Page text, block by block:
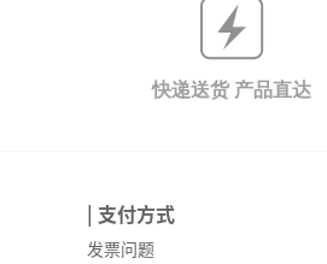
快递送货 产品直达
| 支付方式
发票问题